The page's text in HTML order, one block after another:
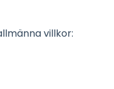
villkor: